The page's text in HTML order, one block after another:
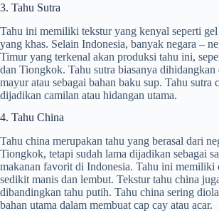
3. Tahu Sutra
Tahu ini memiliki tekstur yang kenyal seperti gel
yang khas. Selain Indonesia, banyak negara –
Timur yang terkenal akan produksi tahu ini,
dan Tiongkok. Tahu sutra biasanya dihidangkan
mayur atau sebagai bahan baku sup. Tahu sutra
dijadikan camilan atau hidangan utama.
4. Tahu China
Tahu china merupakan tahu yang berasal dari
Tiongkok, tetapi sudah lama dijadikan sebagai
makanan favorit di Indonesia. Tahu ini memiliki
sedikit manis dan lembut. Tekstur tahu china
dibandingkan tahu putih. Tahu china sering
bahan utama dalam membuat cap cay atau acar.